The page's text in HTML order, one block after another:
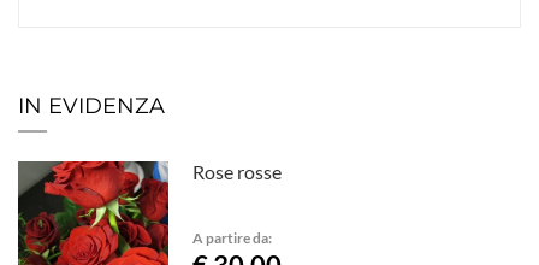
IN EVIDENZA
Rose rosse
A partire da: